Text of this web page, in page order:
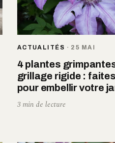
ACTUALITÉS · 25 MAI
4 plantes
grillage rigide :
pour embellir votre
3 min de lecture